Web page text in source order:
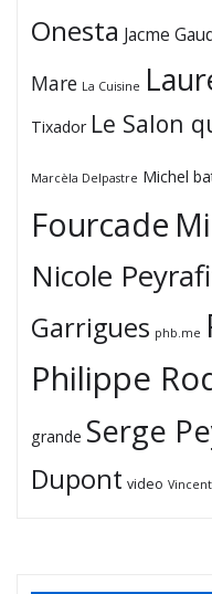
Onesta Jacme
Mare La Cuisine
Tixador Le Salon
Marcèla Delpastre Michel
Fourcade
Nicole
Garrigues phb.me
Philippe
grande Serge
Dupont video